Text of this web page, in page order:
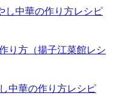
し中華の作り方レシピ
り方（揚子江菜館レシ
中華の作り方レシピ